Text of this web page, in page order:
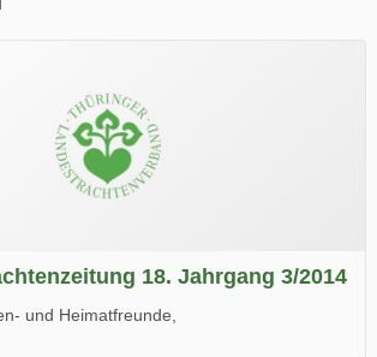
18. Jahrgang 3/2014
und Heimatfreunde,